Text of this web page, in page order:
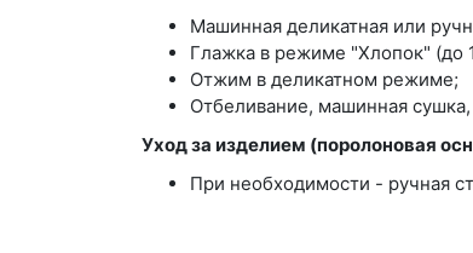
Машинная деликатная или
Глажка в режиме "Хлопок" (до
Отжим в деликатном режиме;
Отбеливание, машинная
Уход за изделием (поролоновая
При необходимости - ручная